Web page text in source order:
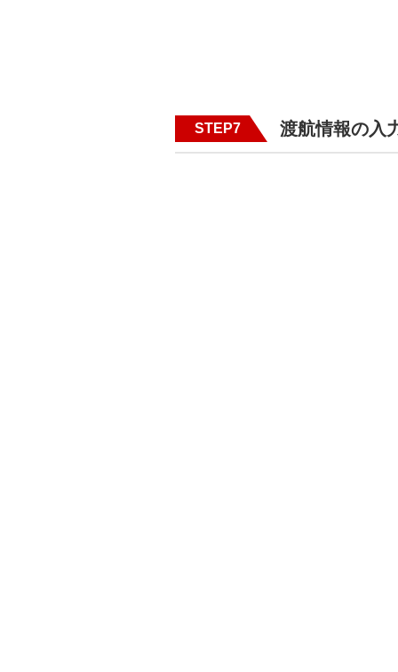
STEP7 渡航情報の入